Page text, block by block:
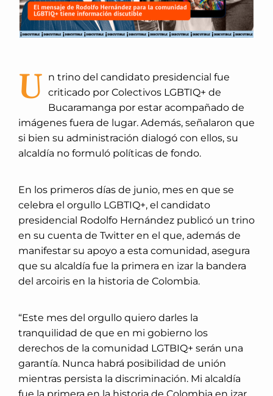
U n trino del candidato presidencial fue
criticado por Colectivos LGBTIQ+ de
Bucaramanga por estar acompañado de
imágenes fuera de lugar. Además, señalaron que
si bien su administración dialogó con ellos, su
alcaldía no formuló políticas de fondo.
En los primeros días de junio, mes en que se
celebra el orgullo LGBTIQ+, el candidato
presidencial Rodolfo Hernández publicó un trino
en su cuenta de Twitter en el que, además de
manifestar su apoyo a esta comunidad, asegura
que su alcaldía fue la primera en izar la bandera
del arcoiris en la historia de Colombia.
“Este mes del orgullo quiero darles la
tranquilidad de que en mi gobierno los
derechos de la comunidad LGTBIQ+ serán una
garantía. Nunca habrá posibilidad de unión
mientras persista la discriminación. Mi alcaldía